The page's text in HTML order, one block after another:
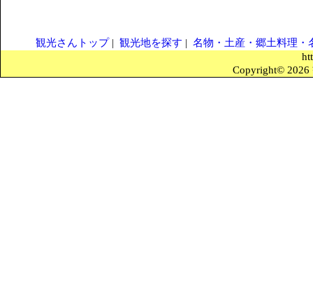
観光さんトップ| 観光地を探す | 名物・土産・郷土料理・
Copyright© 2026